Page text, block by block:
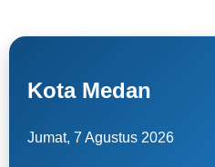
Kota Medan
Jumat, 7 Agustus 2026